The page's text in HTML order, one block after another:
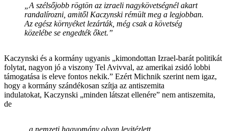
„A szélsőjobb rögtön az izraeli nagykövetségnél akart
randalírozni, amitől Kaczynski rémült meg a legjobban.
Az egész környéket lezárták, még csak a követség
közelébe se engedték őket.”
Kaczynski és a kormány ugyanis „kimondottan Izrael-barát politikát
folytat, nagyon jó a viszony Tel Avivval, az amerikai zsidó lobbi
támogatása is eleve fontos nekik.” Ezért Michnik szerint nem igaz,
hogy a kormány szándékosan szítja az antiszemita
indulatokat, Kaczynski „minden látszat ellenére” nem antiszemita,
de
„a nemzeti hagyomány olyan levitézlett,